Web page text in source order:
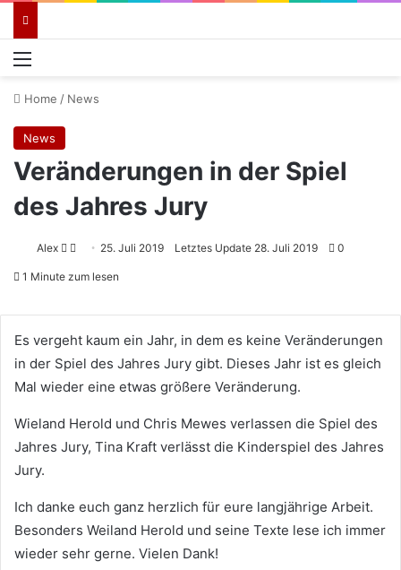
Menü
Home / News
News
Veränderungen in der Spiel
des Jahres Jury
Alex
Follow
Sende
E-
Mail
25. Juli 2019 Letztes Update 28. Juli 2019 0
1 Minute zum lesen
Es vergeht kaum ein Jahr, in dem es keine Veränderungen
in der Spiel des Jahres Jury gibt. Dieses Jahr ist es gleich
Mal wieder eine etwas größere Veränderung.
Wieland Herold und Chris Mewes verlassen die Spiel des
Jahres Jury, Tina Kraft verlässt die Kinderspiel des Jahres
Jury.
Ich danke euch ganz herzlich für eure langjährige Arbeit.
Besonders Weiland Herold und seine Texte lese ich immer
wieder sehr gerne. Vielen Dank!